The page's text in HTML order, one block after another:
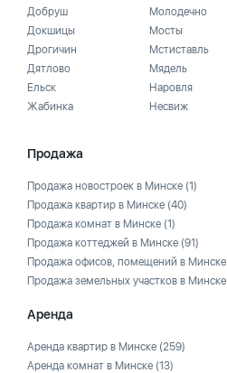
Добруш
Докшицы
Дрогичин
Дятлово
Ельск
Жабинка
Молодечно
Мосты
Мстиставль
Мядель
Наровля
Несвиж
Продажа
Продажа новостроек в Минске (1)
Продажа квартир в Минске (40)
Продажа комнат в Минске (1)
Продажа коттеджей в Минске (91)
Продажа офисов, помещений в Минске
Продажа земельных участков в Минске
Аренда
Аренда квартир в Минске (259)
Аренда комнат в Минске (13)